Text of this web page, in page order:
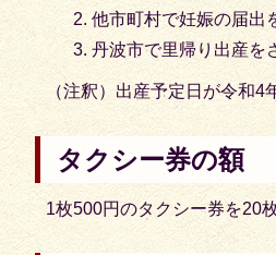
他市町村で妊娠の届出
丹波市で里帰り出産を
（注釈）出産予定日が令和4
タクシー券の額
1枚500円のタクシー券を20